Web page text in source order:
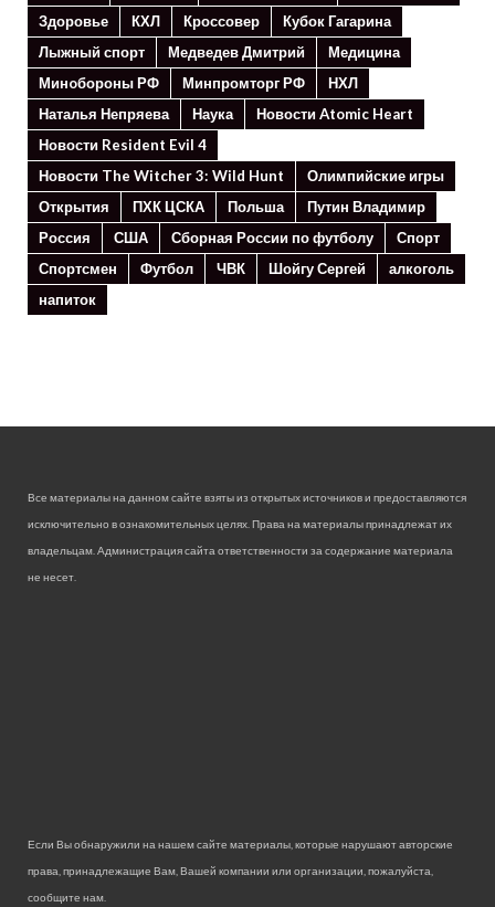
Здоровье
КХЛ Кроссовер
Кубок Гагарина
Лыжный спорт
Медведев Дмитрий
Медицина
Минoбороны РФ
Минпромторг РФ
НХЛ
Наталья Непряева
Наука
Новости Atomic Heart
Новости Resident Evil 4
Новости The Witcher 3: Wild Hunt
Олимпийские игры
Открытия
ПХК ЦСКА Польша
Путин Владимир
Россия
США Сборная России по футболу
Спорт
Спортсмен
Футбол ЧВК Шойгу Сергей
алкоголь
напиток
Все материалы на данном сайте взяты из открытых источников и предоставляются
исключительно в ознакомительных целях. Права на материалы принадлежат их
владельцам. Администрация сайта ответственности за содержание материала
не несет.
Если Вы обнаружили на нашем сайте материалы, которые нарушают авторские
права, принадлежащие Вам, Вашей компании или организации, пожалуйста,
сообщите нам.